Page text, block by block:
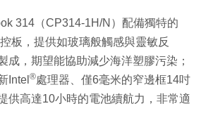
314（CP314-1H/N）配備獨特的
板，提供如玻璃般觸感與靈敏反
成，期望能協助減少海洋塑膠污染；
Intel ®處理器、僅6毫米的窄邊框14吋
供高達10小時的電池續航力，非常適